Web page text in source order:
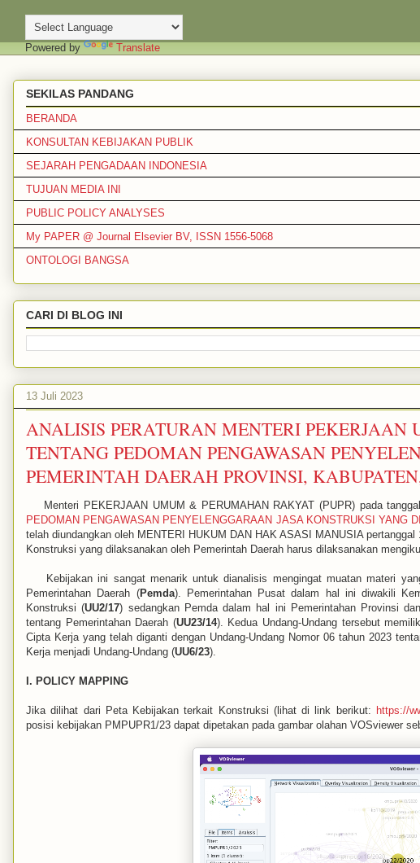
Powered by Translate
SEKILAS PANDANG
BERANDA
KONSULTAN KEBIJAKAN PUBLIK
SEJARAH PENGADAAN INDONESIA
TUJUAN MEDIA INI
PUBLIC POLICY ANALYSES
My PAPER @ Journal Elsevier BV, ISSN 1556-5068
ONTOLOGI BANGSA
CARI DI BLOG INI
13 Juli 2023
ANALISIS PERATURAN MENTERI
TENTANG PEDOMAN PENGAWASAN
PEMERINTAH DAERAH PROVINSI,
Menteri PEKERJAAN UMUM & PERUMAHAN RAKYAT (PUPR) pada
PEDOMAN PENGAWASAN PENYELENGGARAAN JASA KONSTRUKSI YANG
telah diundangkan oleh MENTERI HUKUM DAN HAK ASASI MANUSIA
Konstruksi yang dilaksanakan oleh Pemerintah Daerah harus dilaksanakan
Kebijakan ini sangat menarik untuk dianalisis mengingat muatan materi
Pemerintahan Daerah (Pemda). Pemerintahan Pusat dalam hal ini diwakili
Konstruksi (UU2/17) sedangkan Pemda dalam hal ini Pemerintahan Provinsi dan
tentang Pemerintahan Daerah (UU23/14). Kedua Undang-Undang tersebut
Cipta Kerja yang telah diganti dengan Undang-Undang Nomor 06 tahun 2023
Kerja menjadi Undang-Undang (UU6/23).
I. POLICY MAPPING
Jika dilihat dari Peta Kebijakan terkait Konstruksi (lihat di link berikut: https://
posisi kebijakan PMPUPR1/23 dapat dipetakan pada gambar olahan VOSviewer